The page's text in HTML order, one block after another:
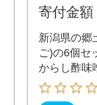
寄付金額
新潟県の郷
ご)の6個セ
からし酢味
グンで美味